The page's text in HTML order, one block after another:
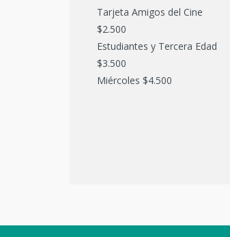
Tarjeta Amigos del Cine
$2.500
Estudiantes y Tercera Edad
$3.500
Miércoles $4.500